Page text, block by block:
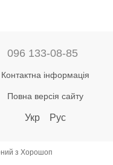
096 133-08-85
Контактна інформація
Повна версія сайту
Укр Рус
з Хорошоп